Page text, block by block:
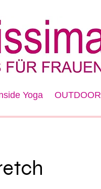
Yoga OUTDOOR